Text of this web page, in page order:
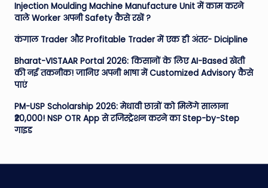
Injection Moulding Machine Manufacture Unit में काम करने
वाले Worker अपनी Safety कैसे रखें ?
कंगाल Trader और Profitable Trader में एक ही अंतर- Dicipline
Bharat-VISTAAR Portal 2026: किसानों के लिए AI-Based खेती
की नई तकनीक! जानिए अपनी भाषा में Customized Advisory कैसे
पाएं
PM-USP Scholarship 2026: मेधावी छात्रों को मिलेंगे सालाना
₹20,000! NSP OTR App से रजिस्ट्रेशन करने का Step-by-Step
गाइड